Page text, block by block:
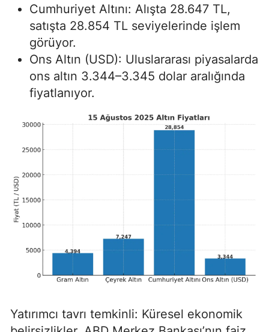
Cumhuriyet Altını: Alışta 28.647 TL,
satışta 28.854 TL seviyelerinde işlem
görüyor.
Ons Altın (USD): Uluslararası piyasalarda
ons altın 3.344–3.345 dolar aralığında
fiyatlanıyor.
Yatırımcı tavrı temkinli: Küresel ekonomik